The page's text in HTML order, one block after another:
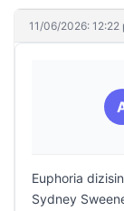
11/06/2026: 12:22
Euphoria
Sydney